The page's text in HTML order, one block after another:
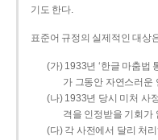
기도 한다.
표준어 규정의 실제적인 대상
(가) 1933년 ‘한글 마춤법
가 그동안 자연스러운
(나) 1933년 당시 미처 사
격을 인정받을 기회가
(다) 각 사전에서 달리 처